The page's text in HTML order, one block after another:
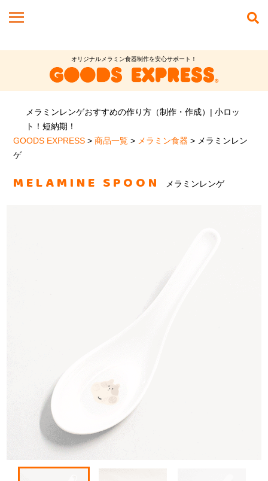
オリジナルメラミン食器制作を安心サポート！
メラミンレンゲおすすめの作り方（制作・作成）| 小ロッ
ト！短納期！
GOODS EXPRESS >商品一覧 > メラミン食器 > メラミンレン
ゲ
MELAMINE SPOON メラミンレンゲ